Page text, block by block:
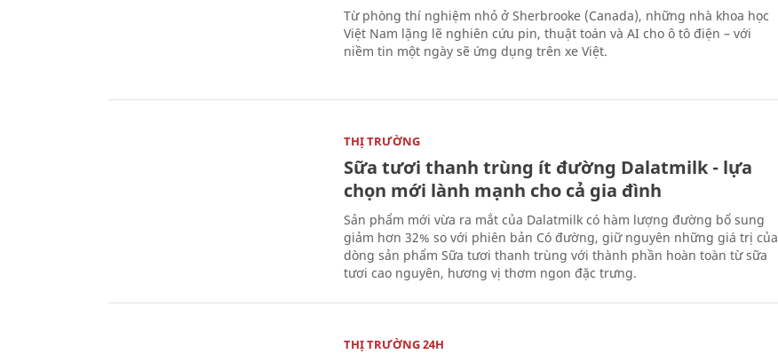
Từ phòng thí nghiệm nhỏ ở Sherbrooke (Canada), những nhà khoa học
Việt Nam lặng lẽ nghiên cứu pin, thuật toán và AI cho ô tô điện – với
niềm tin một ngày sẽ ứng dụng trên xe Việt.
THỊ TRƯỜNG
Sữa tươi thanh trùng ít đường Dalatmilk - lựa
chọn mới lành mạnh cho cả gia đình
Sản phẩm mới vừa ra mắt của Dalatmilk có hàm lượng đường bổ sung
giảm hơn 32% so với phiên bản Có đường, giữ nguyên những giá trị của
dòng sản phẩm Sữa tươi thanh trùng với thành phần hoàn toàn từ sữa
tươi cao nguyên, hương vị thơm ngon đặc trưng.
THỊ TRƯỜNG 24H